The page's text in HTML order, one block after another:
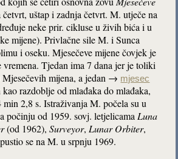
uštap i zadnja četvrt. M. utječe na
neke prir. cikluse u živih bića i u
mijene). Privlačne sile M. i Sunca
i oseku. Mjesečeve mijene čovjek je
Tjedan ima 7 dana jer je toliki
mijena, a jedan → mjesec
razdoblje od mlađaka do mlađaka,
min 2,8 s. Istraživanja M. počela su u
počinju od 1959. sovj. letjelicama Luna
(od 1962),Surveyor, Lunar Orbiter,
se na M. u srpnju 1969.